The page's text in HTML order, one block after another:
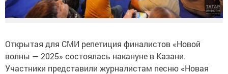
Открытая для СМИ репетиция финалистов «Новой
волны — 2025» состоялась накануне в Казани.
Участники представили журналистам песню «Новая